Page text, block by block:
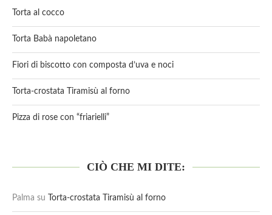
Torta al cocco
Torta Babà napoletano
Fiori di biscotto con composta d’uva e noci
Torta-crostata Tiramisù al forno
Pizza di rose con “friarielli”
CIÒ CHE MI DITE:
Palma su Torta-crostata Tiramisù al forno